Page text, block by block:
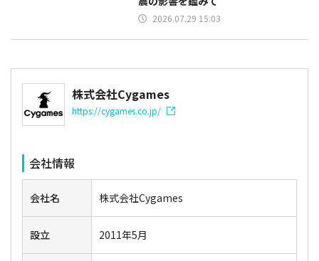
2026.07.29 15:03
株式会社Cygames
https://cygames.co.jp/
会社情報
会社名 株式会社Cygames
設立 2011年5月